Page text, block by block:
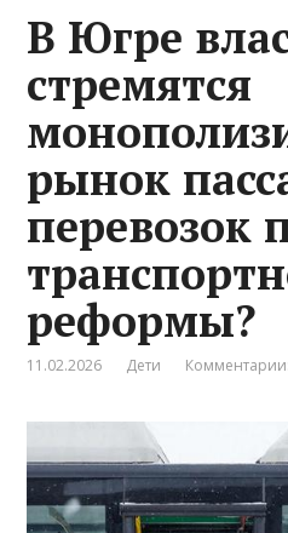
В Югре
стремятся
рынок
перевозок
реформы?
11.02.2026 Дети